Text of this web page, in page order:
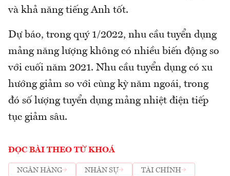
và khả năng tiếng Anh tốt.
Dự báo, trong quý 1/2022, nhu cầu tuyển dụng
mảng năng lượng không có nhiều biến động so
với cuối năm 2021. Nhu cầu tuyển dụng có xu
hướng giảm so với cùng kỳ năm ngoái, trong
đó số lượng tuyển dụng mảng nhiệt điện tiếp
tục giảm sâu.
ĐỌC BÀI THEO TỪ KHOÁ
NGÂN HÀNG NHÂN SỰ
TÀI CHÍNH